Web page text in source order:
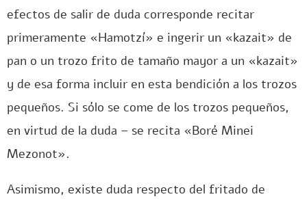
efectos de salir de duda corresponde recitar
primeramente «Hamotzí» e ingerir un «kazait» de
pan o un trozo frito de tamaño mayor a un «kazait»
y de esa forma incluir en esta bendición a los trozos
pequeños. Si sólo se come de los trozos pequeños,
en virtud de la duda – se recita «Boré Minei
Mezonot».
Asimismo, existe duda respecto del fritado de